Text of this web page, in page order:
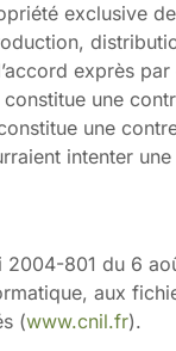
exclusive
exprès par
une
une
intenter
801 du 6
aux
(www.cnil.fr).